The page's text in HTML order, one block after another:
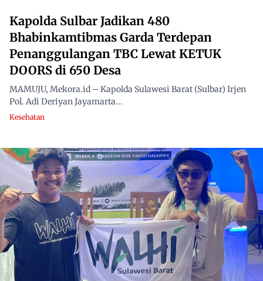
Kapolda Sulbar Jadikan 480
Bhabinkamtibmas Garda Terdepan
Penanggulangan TBC Lewat KETUK
DOORS di 650 Desa
MAMUJU, Mekora.id – Kapolda Sulawesi Barat (Sulbar) Irjen
Pol. Adi Deriyan Jayamarta...
Kesehatan